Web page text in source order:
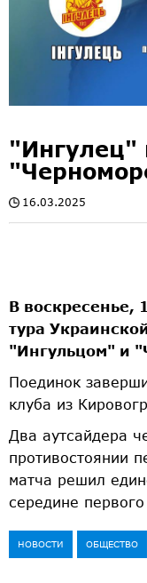
"Ингулец"
16.03.2025
В воскресенье,
тура
"Ингульцом" и
Поединок
клуба из
Два аутсайдера
противостоянии
матча решил
середине
НОВОСТИ ОБЩЕСТВО